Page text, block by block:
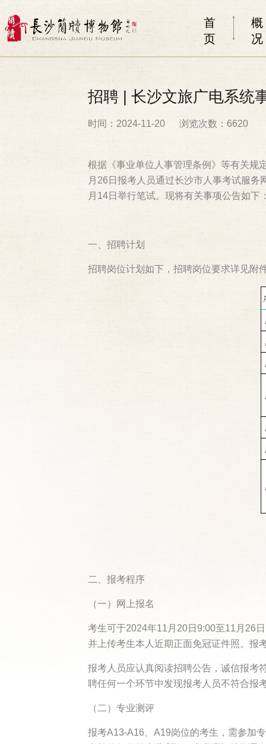
首
页
概
况
招聘 | 长沙文旅广电系统
时间：2024-11-20 浏览次数：6620
根据《事业单位人事管理条例》等有关规
月26日报考人员通过长沙市人事考试服
月14日举行笔试。现将有关事项公告如下
一、招聘计划
招聘岗位计划如下，招聘岗位要求详见附
二、报考程序
（一）网上报名
考生可于2024年11月20日9:00至11月26
并上传考生本人近期正面免冠证件照。报
报考人员应认真阅读招聘公告，诚信报考
聘任何一个环节中发现报考人员不符合报
（二）专业测评
报考A13-A16、A19岗位的考生，需参加